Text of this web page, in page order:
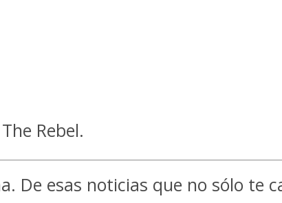
Rebel.
De esas noticias que no sólo te